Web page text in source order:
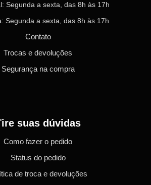
Segunda a sexta, das 8h às 17h
Segunda a sexta, das 8h às 17h
Contato
Trocas e devoluções
Segurança na compra
suas dúvidas
Como fazer o pedido
Status do pedido
de troca e devoluções